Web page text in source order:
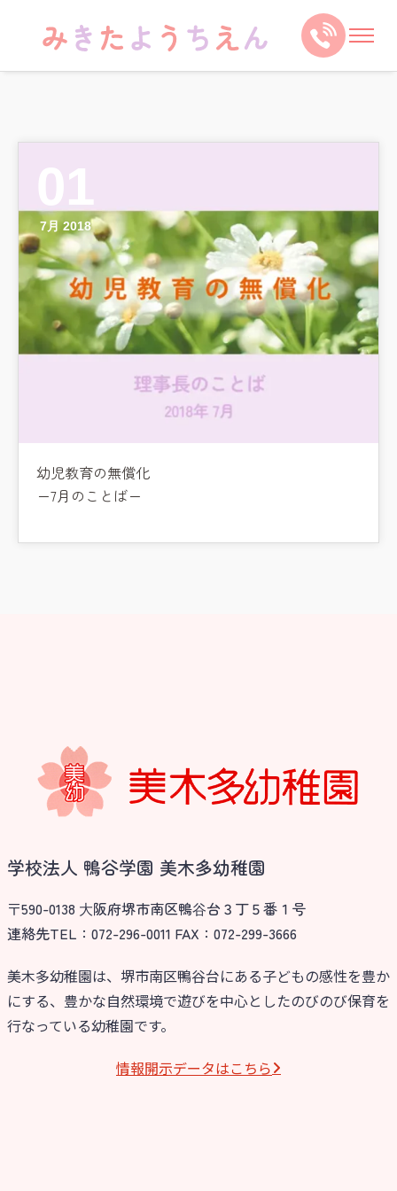
01
7月 2018
幼児教育の無償化
ー7月のことばー
学校法人 鴨谷学園 美木多幼稚園
〒590-0138 ⼤阪府堺市南区鴨⾕台３丁５番１号
連絡先TEL：072-296-0011 FAX：072-299-3666
美木多幼稚園は、堺市南区鴨谷台にある子どもの感性を豊か
にする、豊かな自然環境で遊びを中心としたのびのび保育を
行なっている幼稚園です。
情報開⽰データはこちら
お知らせ
今日の幼稚園